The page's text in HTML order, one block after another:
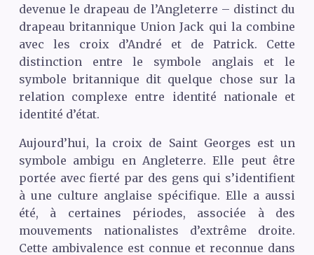
devenue le drapeau de l’Angleterre – distinct du
drapeau britannique Union Jack qui la combine
avec les croix d’André et de Patrick. Cette
distinction entre le symbole anglais et le
symbole britannique dit quelque chose sur la
relation complexe entre identité nationale et
identité d’état.
Aujourd’hui, la croix de Saint Georges est un
symbole ambigu en Angleterre. Elle peut être
portée avec fierté par des gens qui s’identifient
à une culture anglaise spécifique. Elle a aussi
été, à certaines périodes, associée à des
mouvements nationalistes d’extrême droite.
Cette ambivalence est connue et reconnue dans